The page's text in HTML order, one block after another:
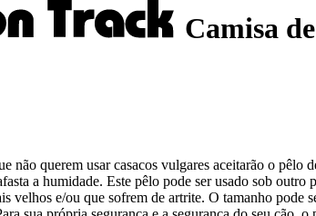
Camisa
não querem usar casacos vulgares aceitarão o
a humidade. Este pêlo pode ser usado sob
velhos e/ou que sofrem de artrite. O tamanho pode